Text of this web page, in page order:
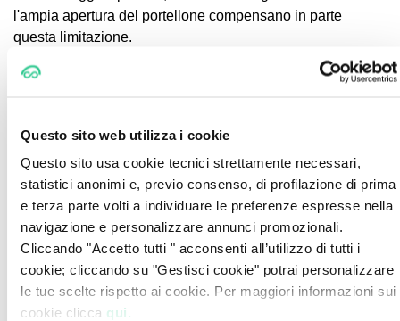
Questo sito web utilizza i cookie
Questo sito usa cookie tecnici strettamente necessari,
statistici anonimi e, previo consenso, di profilazione di prima
e terza parte volti a individuare le preferenze espresse nella
navigazione e personalizzare annunci promozionali.
Cliccando "Accetto tutti " acconsenti all’utilizzo di tutti i
cookie; cliccando su "Gestisci cookie" potrai personalizzare
le tue scelte rispetto ai cookie. Per maggiori informazioni sui
cookie clicca qui.
l'ampia apertura del portellone compensano in parte
questa limitazione.
Flessibilità e Soluzioni Pratiche
piatto quando si abbattono i sedili posteriori
Rete divisoria
: disponibile come accessorio, utile
per separare l'abitacolo dal vano bagagli quando
: presenti ai lati del bagagliaio,
prevengono lo spostamento di piccoli oggetti